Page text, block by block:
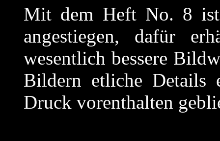
Mit dem Heft No. 8
angestiegen, dafür
wesentlich bessere
Bildern etliche Details
Druck vorenthalten